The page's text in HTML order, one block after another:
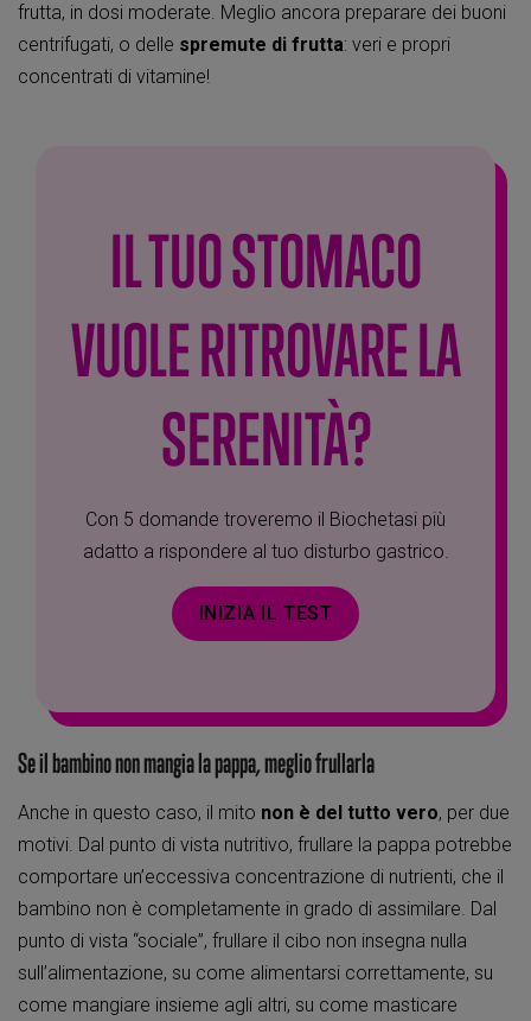
frutta, in dosi moderate. Meglio ancora preparare dei buoni
centrifugati, o delle spremute di frutta: veri e propri
concentrati di vitamine!
IL TUO STOMACO
VUOLE RITROVARE LA
SERENITÀ?
Con 5 domande troveremo il Biochetasi più
adatto a rispondere al tuo disturbo gastrico.
INIZIA IL TEST
Se il bambino non mangia la pappa, meglio frullarla
Anche in questo caso, il mito non è del tutto vero, per due
motivi. Dal punto di vista nutritivo, frullare la pappa potrebbe
comportare un’eccessiva concentrazione di nutrienti, che il
bambino non è completamente in grado di assimilare. Dal
punto di vista “sociale”, frullare il cibo non insegna nulla
sull’alimentazione, su come alimentarsi correttamente, su
come mangiare insieme agli altri, su come masticare